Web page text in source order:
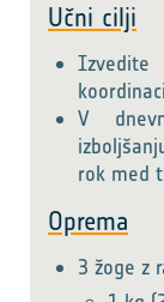
Učni cilji
Izvedite
V
rok med
Oprema
3 žoge z